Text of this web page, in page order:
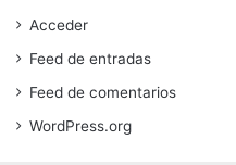
Acceder
Feed de entradas
Feed de comentarios
WordPress.org